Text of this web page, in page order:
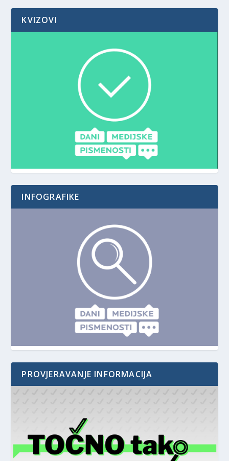
KVIZOVI
INFOGRAFIKE
PROVJERAVANJE INFORMACIJA